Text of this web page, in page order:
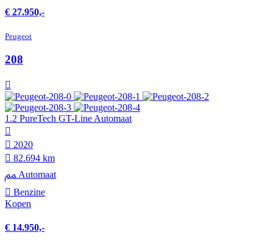
€ 27.950,-
Peugeot
208
1.2 PureTech GT-Line Automaat
2020
82.694 km
Automaat
Benzine
Kopen
€ 14.950,-